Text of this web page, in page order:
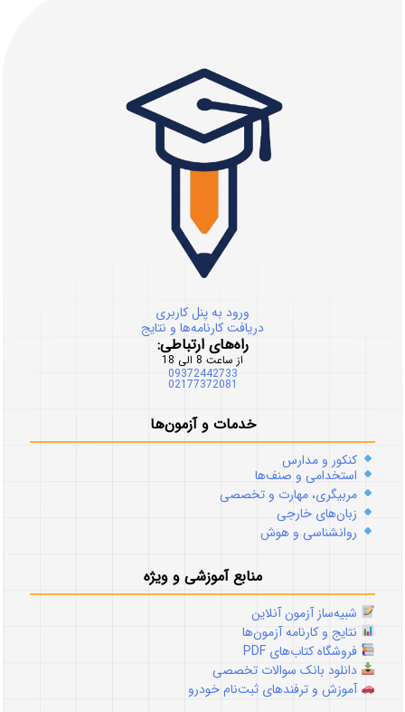
ورود به پنل کاربری
دریافت کارنامه‌ها و نتایج
راه‌های ارتباطی:
از ساعت 8 الی 18
09372442733
02177372081
خدمات و آزمون‌ها
کنکور و مدارس
استخدامی و صنف‌ها
مربیگری، مهارت و تخصصی
زبان‌های خارجی
روانشناسی و هوش
منابع آموزشی و ویژه
شبیه‌ساز آزمون آنلاین
نتایج و کارنامه آزمون‌ها
فروشگاه کتاب‌های PDF
دانلود بانک سوالات تخصصی
آموزش و ترفندهای ثبت‌نام خودرو